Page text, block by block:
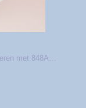
met 848A…